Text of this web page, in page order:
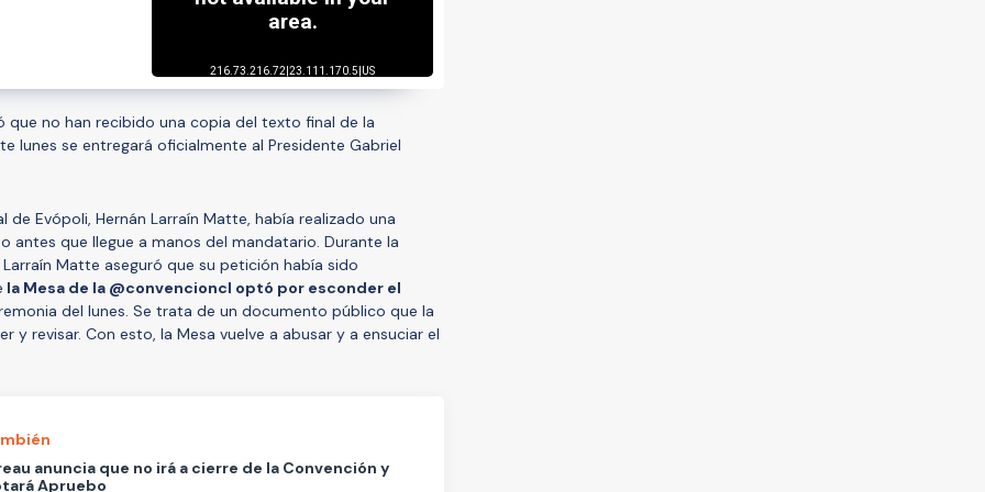
que no han recibido una copia del texto final de la
lunes se entregará oficialmente al Presidente Gabriel
de Evópoli, Hernán Larraín Matte, había realizado una
antes que llegue a manos del mandatario. Durante la
Matte aseguró que su petición había sido
la Mesa de la @convencioncl optó por esconder el
del lunes. Se trata de un documento público que la
y revisar. Con esto, la Mesa vuelve a abusar y a ensuciar el
anuncia que no irá a cierre de la Convención y
Apruebo